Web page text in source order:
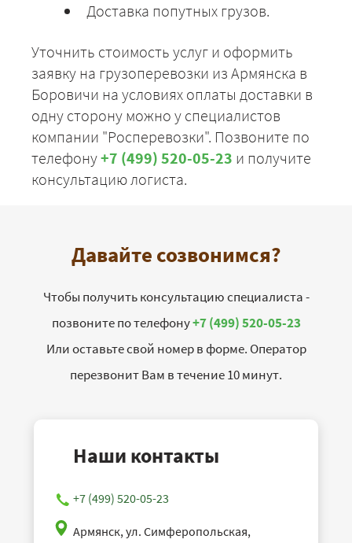
Доставка попутных грузов.
Уточнить стоимость услуг и оформить
заявку на грузоперевозки из Армянска в
Боровичи на условиях оплаты доставки в
одну сторону можно у специалистов
компании "Росперевозки". Позвоните по
телефону+7 (499) 520-05-23 и получите
консультацию логиста.
Давайте созвонимся?
Чтобы получить консультацию специалиста -
позвоните по телефону+7 (499) 520-05-23
Или оставьте свой номер в форме. Оператор
перезвонит Вам в течение 10 минут.
Наши контакты
+7 (499) 520-05-23
Армянск, ул. Симферопольская,